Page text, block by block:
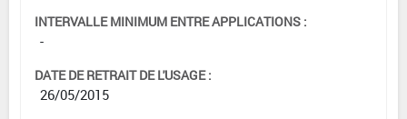
INTERVALLE MINIMUM ENTRE APPLICATIONS :
-
DATE DE RETRAIT DE L'USAGE :
26/05/2015